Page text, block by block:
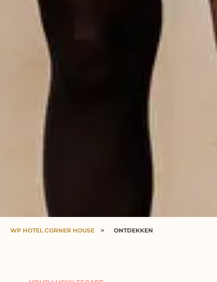
WP HOTEL CORNER HOUSE > ONTDEKKEN